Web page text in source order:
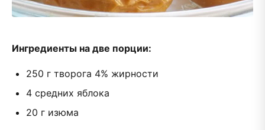
Ингредиенты на две порции:
250 г творога 4% жирности
4 средних яблока
20 г изюма